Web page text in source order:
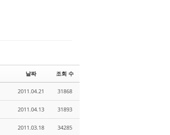
날짜 조회 수
2011.04.21 31868
2011.04.13 31893
2011.03.18 34285